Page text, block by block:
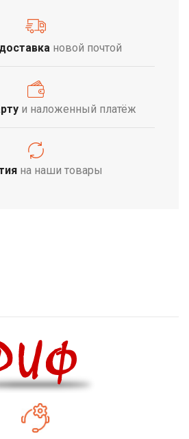
новой почтой
и наложенный платёж
на наши товары